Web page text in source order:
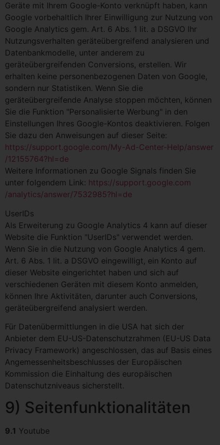
Geräte mit Ihrem Google-Konto verknüpft haben, kann
Google vorbehaltlich Ihrer Einwilligung zur Nutzung von
Google Analytics gem. Art. 6 Abs. 1 lit. a DSGVO Ihr
Nutzungsverhalten geräteübergreifend analysieren und
Datenbankmodelle, unter anderem zu
geräteübergreifenden Conversions, erstellen. Wir
erhalten keine personenbezogenen Daten von Google,
sondern nur Statistiken. Wenn Sie die
geräteübergreifende Analyse stoppen möchten, können
Sie die Funktion "Personalisierte Werbung" in den
Einstellungen Ihres Google-Kontos deaktivieren. Folgen
Sie dazu den Anweisungen auf dieser Seite:
https://support.google.com/My-Ad-Center-Help/answer
/12155764?hl=de
Weitere Informationen zu Google Signals finden Sie
unter folgendem Link: https://support.google.com
/analytics/answer/7532985?hl=de
UserIDs
Als Erweiterung zu Google Analytics 4 kann auf dieser
Website die Funktion "UserIDs" verwendet werden.
Wenn Sie in die Nutzung von Google Analytics 4 gem.
Art. 6 Abs. 1 lit. a DSGVO eingewilligt, ein Konto auf
dieser Website eingerichtet haben und sich auf
verschiedenen Geräten mit diesem Konto anmelden,
können Ihre Aktivitäten, darunter auch Conversions,
geräteübergreifend analysiert werden.
Für Datenübermittlungen in die USA hat sich der
Anbieter dem EU-US-Datenschutzrahmen (EU-US Data
Privacy Framework) angeschlossen, das auf Basis eines
Angemessenheitsbeschlusses der Europäischen
Kommission die Einhaltung des europäischen
Datenschutzniveaus sicherstellt.
9) Seitenfunktionalitäten
9.1 Youtube